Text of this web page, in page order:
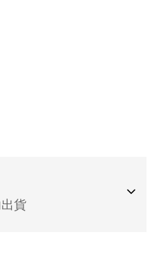
貨